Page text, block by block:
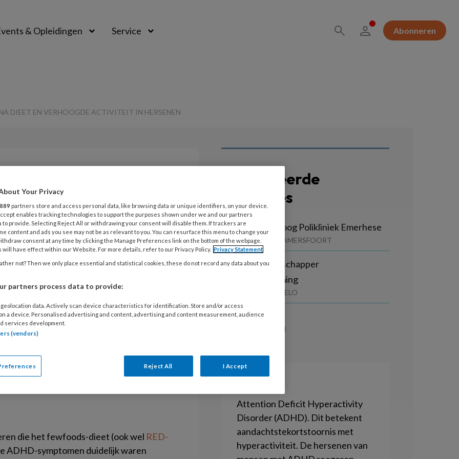
& Opleidingen Service Abonneren
DIEET EN VERHOOGDE ACTIVITEIT IN HERSENEN
ADHD na dieet
in
University & Research hebben
tussen afname van ADHD
activiteit in een deel van de
die het fewfoods-dieet (ook wel RED-
ADHD-symptomen duidelijk waren
Gerelateerde
vacatures
Masterpsycholoog Polikliniek Emerhese
GGZ CENTRAAL | AMERSFOORT
Gedragswetenschapper
Jeugdbescherming
MAANDAG | HENGELO
GZ-psycholoog
SAMEN | SCHAGEN
Attention Deficit Hyperactivity
Disorder (ADHD). Dit betekent
aandachtstekortstoornis met
hyperactiviteit. De hersenen van
Your Privacy
889 partners store and access personal data, like browsing data or unique identifiers, on your device.
enables tracking technologies to support the purposes shown under we and our partners
to provide. Selecting Reject All or withdrawing your consent will disable them. If trackers are
content and ads you see may not be as relevant to you. You can resurface this menu to change your
consent at any time by clicking the Manage Preferences link on the bottom of the webpage.
will have effect within our Website. For more details, refer to our Privacy Policy. Privacy Statement
not? Then we only place essential and statistical cookies, these do not record any data about you
partners process data to provide:
data. Actively scan device characteristics for identification. Store and/or access
a device. Personalised advertising and content, advertising and content measurement, audience
services development.
(vendors)
Reject All I Accept